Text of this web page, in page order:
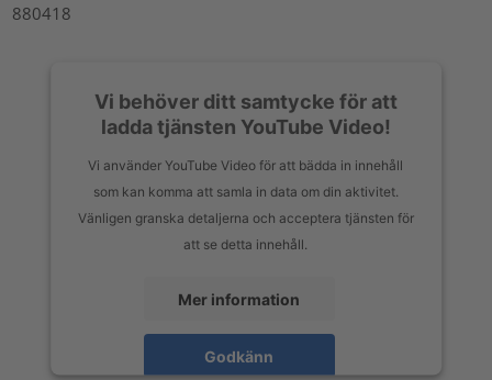
880418
Vi behöver ditt samtycke för att
ladda tjänsten YouTube Video!
Vi använder YouTube Video för att bädda in innehåll
som kan komma att samla in data om din aktivitet.
Vänligen granska detaljerna och acceptera tjänsten för
att se detta innehåll.
Mer information
Godkänn